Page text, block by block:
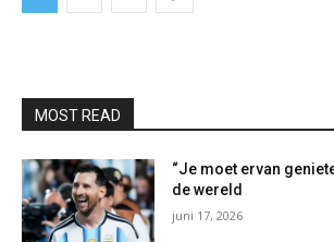
MOST READ
“Je moet ervan
de wereld
juni 17, 2026